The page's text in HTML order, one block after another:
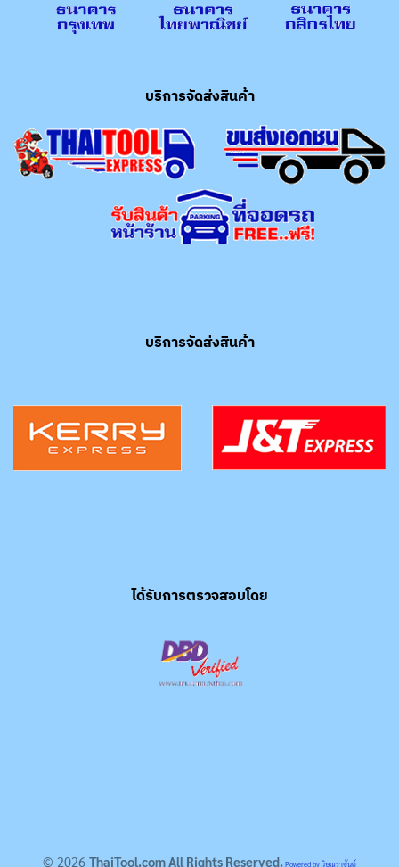
บริการจัดส่งสินค้า
บริการจัดส่งสินค้า
ได้รับการตรวจสอบโดย
© 2026 ThaiTool.com All Rights Reserved.Powered by วิษณุราชันต์